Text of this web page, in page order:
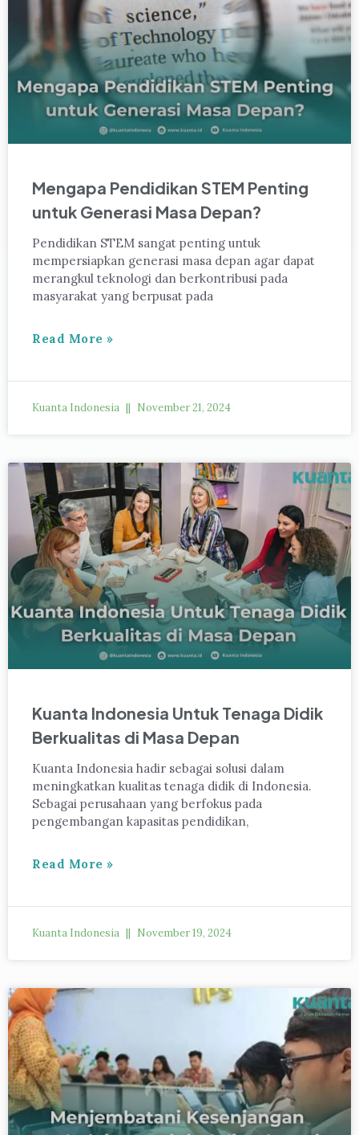
Mengapa Pendidikan STEM Penting
untuk Generasi Masa Depan?
Pendidikan STEM sangat penting untuk
mempersiapkan generasi masa depan agar dapat
merangkul teknologi dan berkontribusi pada
masyarakat yang berpusat pada
Read More »
Kuanta Indonesia November 21, 2024
Kuanta Indonesia Untuk Tenaga Didik
Berkualitas di Masa Depan
Kuanta Indonesia hadir sebagai solusi dalam
meningkatkan kualitas tenaga didik di Indonesia.
Sebagai perusahaan yang berfokus pada
pengembangan kapasitas pendidikan,
Read More »
Kuanta Indonesia November 19, 2024